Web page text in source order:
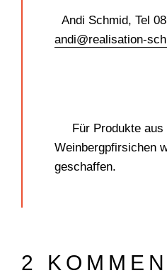
Andi Schmid, Tel
andi@realisation-
Für Produkte aus
Weinbergpfirsichen
geschaffen.
2